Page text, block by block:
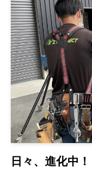
日々、進化中！